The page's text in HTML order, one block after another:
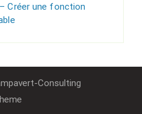
Créer une fonction
Consulting